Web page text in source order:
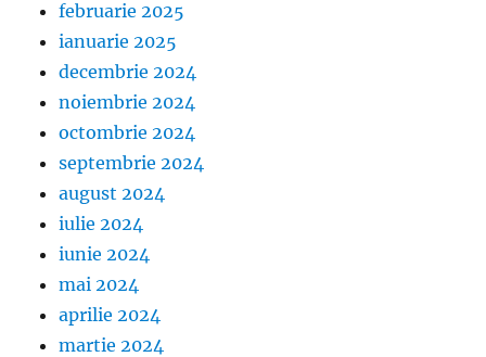
februarie 2025
ianuarie 2025
decembrie 2024
noiembrie 2024
octombrie 2024
septembrie 2024
august 2024
iulie 2024
iunie 2024
mai 2024
aprilie 2024
martie 2024